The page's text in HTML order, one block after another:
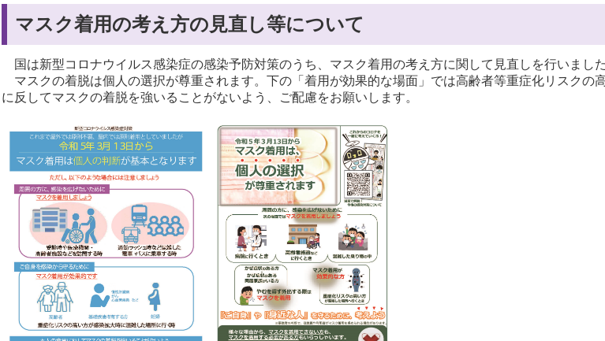
マスク着用の考え方の見直し等について
国は新型コロナウイルス感染症の感染予防対策のうち、マスク着用の考え方に関して見直しを行いまし
マスクの着脱は個人の選択が尊重されます。下の「着用が効果的な場面」では高齢者等重症化リスク
に反してマスクの着脱を強いることがないよう、ご配慮をお願いします。